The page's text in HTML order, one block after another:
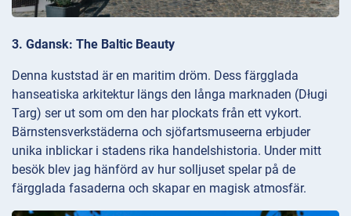
3. Gdansk: The Baltic Beauty
Denna kuststad är en maritim dröm. Dess färgglada
hanseatiska arkitektur längs den långa marknaden (Długi
Targ) ser ut som om den har plockats från ett vykort.
Bärnstensverkstäderna och sjöfartsmuseerna erbjuder
unika inblickar i stadens rika handelshistoria. Under mitt
besök blev jag hänförd av hur solljuset spelar på de
färgglada fasaderna och skapar en magisk atmosfär.